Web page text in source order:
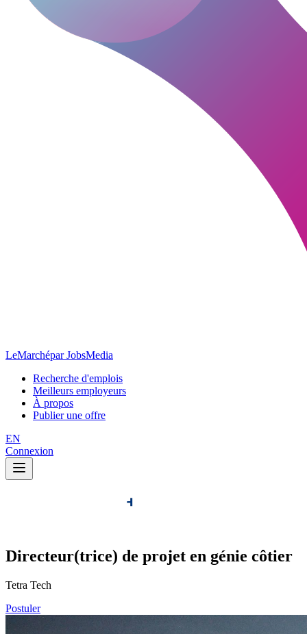
LeMarchépar JobsMedia
Recherche d'emplois
Meilleurs employeurs
À propos
Publier une offre
EN
Connexion
Directeur(trice) de projet en génie côtier
Tetra Tech
Postuler